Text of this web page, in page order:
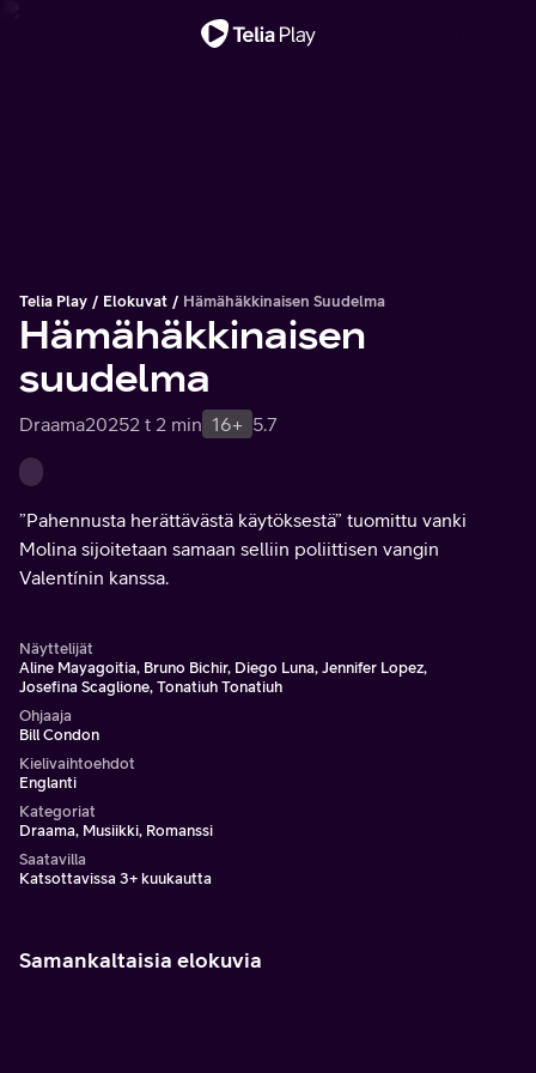
Telia Play Elokuvat Hämähäkkinaisen Suudelma
Hämähäkkinaisen
suudelma
Draama20252 t 2 min 16+ 5.7
”Pahennusta herättävästä käytöksestä” tuomittu vanki
Molina sijoitetaan samaan selliin poliittisen vangin
Valentínin kanssa.
Näyttelijät
Aline Mayagoitia, Bruno Bichir, Diego Luna, Jennifer Lopez,
Josefina Scaglione, Tonatiuh Tonatiuh
Ohjaaja
Bill Condon
Kielivaihtoehdot
Englanti
Kategoriat
Draama, Musiikki, Romanssi
Saatavilla
Katsottavissa 3+ kuukautta
Samankaltaisia elokuvia